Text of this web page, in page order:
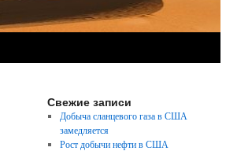
Свежие записи
Добыча сланцевого газа в США
замедляется
Рост добычи нефти в США